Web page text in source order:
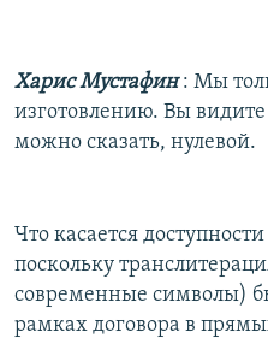
Харис Мустафин: Мы
изготовлению. Вы
можно сказать, нулевой.
Что касается
поскольку
современные символы)
рамках договора в